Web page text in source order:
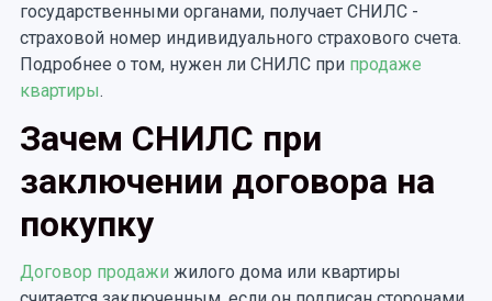
государственными органами, получает СНИЛС -
страховой номер индивидуального страхового счета.
Подробнее о том, нужен ли СНИЛС при продаже
квартиры.
Зачем СНИЛС при
заключении договора на
покупку
Договор продажи жилого дома или квартиры